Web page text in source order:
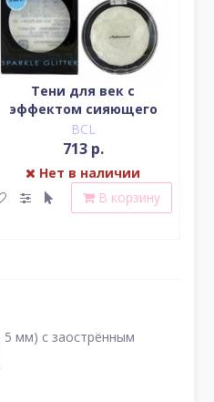
Тени для век c
эффектом сияющего
блеска (серебро)
BCL
713 р.
Нет в наличии
В корзину
5 мм) с заострённым